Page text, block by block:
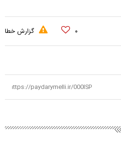
۰ گزارش خطا